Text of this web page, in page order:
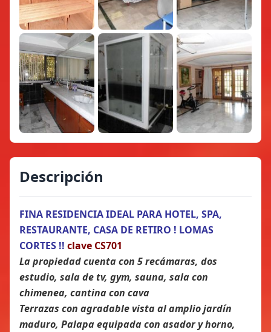
Descripción
FINA RESIDENCIA IDEAL PARA HOTEL, SPA,
RESTAURANTE, CASA DE RETIRO ! LOMAS
CORTES !! clave CS701
La propiedad cuenta con 5 recámaras, dos
estudio, sala de tv, gym, sauna, sala con
chimenea, cantina con cava
Terrazas con agradable vista al amplio jardín
maduro, Palapa equipada con asador y horno,